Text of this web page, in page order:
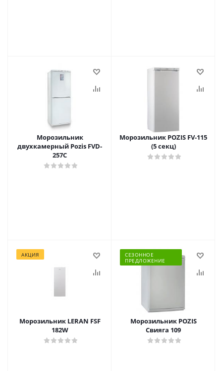
Морозильник
двухкамерный Pozis FVD-
257C
Морозильник POZIS FV-115
(5 секц)
АКЦИЯ
Морозильник LERAN FSF
182W
СЕЗОННОЕ
ПРЕДЛОЖЕНИЕ
Морозильник POZIS
Свияга 109